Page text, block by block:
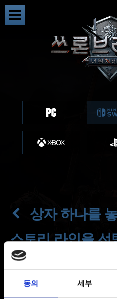
동의 세부
상자 하나를 놓쳤습니다 / 다른
스토리 라인을 선
싶습니다. 이전
불러올 수 있나요?